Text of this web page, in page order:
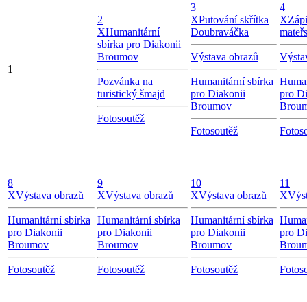
1
2
XHumanitární
sbírka pro Diakonii
Broumov
Pozvánka na
turistický šmajd
Fotosoutěž
3
XPutování skřítka
Doubraváčka
Výstava obrazů
Humanitární sbírka
pro Diakonii
Broumov
Fotosoutěž
4
X
pro
8
XVýstava obrazů
Humanitární sbírka
pro Diakonii
Broumov
Fotosoutěž
9
XVýstava obrazů
Humanitární sbírka
pro Diakonii
Broumov
Fotosoutěž
10
XVýstava obrazů
Humanitární sbírka
pro Diakonii
Broumov
Fotosoutěž
11
X
pro